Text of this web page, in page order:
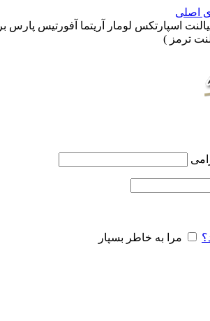
اصلی
اسپارتکس لومار آریتما آفورتیس پارس
ترمز )
مرا به خاطر بسپار